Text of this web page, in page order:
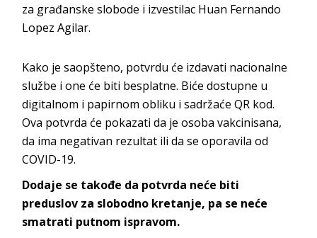
za građanske slobode i izvestilac Huan Fernando
Lopez Agilar.
Kako je saopšteno, potvrdu će izdavati nacionalne
službe i one će biti besplatne. Biće dostupne u
digitalnom i papirnom obliku i sadržaće QR kod.
Ova potvrda će pokazati da je osoba vakcinisana,
da ima negativan rezultat ili da se oporavila od
COVID-19.
Dodaje se takođe da potvrda neće biti
preduslov za slobodno kretanje, pa se neće
smatrati putnom ispravom.